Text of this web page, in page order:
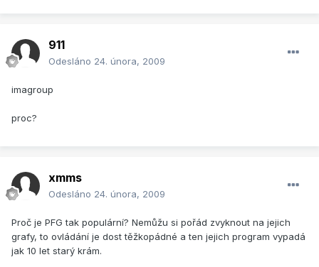
911
Odesláno 24. února, 2009
imagroup
proc?
xmms
Odesláno 24. února, 2009
Proč je PFG tak populární? Nemůžu si pořád zvyknout na jejich
grafy, to ovládání je dost těžkopádné a ten jejich program vypadá
jak 10 let starý krám.